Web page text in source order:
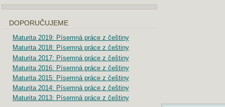
DOPORUČUJEME
Maturita 2019: Písemná práce z češtiny
Maturita 2018: Písemná práce z češtiny
Maturita 2017: Písemná práce z češtiny
Maturita 2016: Písemná práce z češtiny
Maturita 2015: Písemná práce z češtiny
Maturita 2014: Písemná práce z češtiny
Maturita 2013: Písemná práce z češtiny